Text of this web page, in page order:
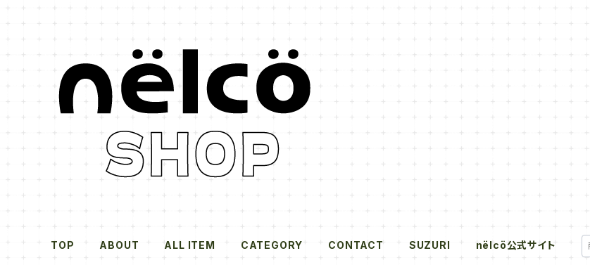
TOP ABOUT ALL ITEM CATEGORY CONTACT SUZURI nëlcö公式サイト